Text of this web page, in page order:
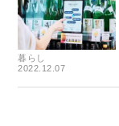
暮らし
2022.12.07